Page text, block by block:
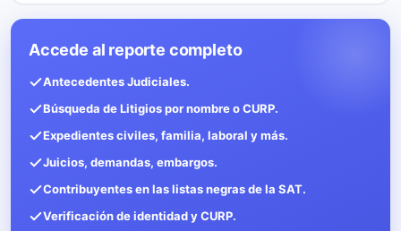
Accede al reporte completo
Antecedentes Judiciales.
Búsqueda de Litigios por nombre o CURP.
Expedientes civiles, familia, laboral y más.
Juicios, demandas, embargos.
Contribuyentes en las listas negras de la SAT.
Verificación de identidad y CURP.